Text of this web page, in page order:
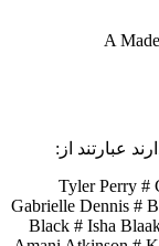
عبارتند از:
Tyler Perry #
Gabrielle Dennis #
Black # Isha